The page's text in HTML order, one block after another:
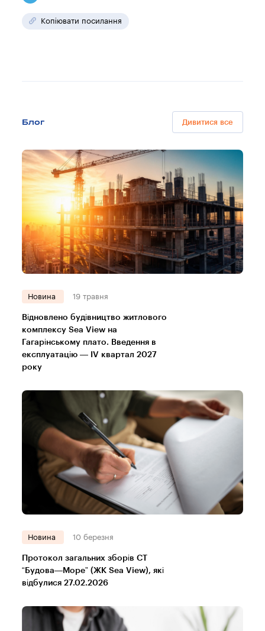
Копіювати посилання
Блог Дивитися все
Новина 19 травня
Відновлено будівництво житлового
комплексу Sea View на
Гагарінському плато. Введення в
експлуатацію — IV квартал 2027
року
Новина 10 березня
Протокол загальних зборів СТ
“Будова—Море” (ЖК Sea View), які
відбулися 27.02.2026